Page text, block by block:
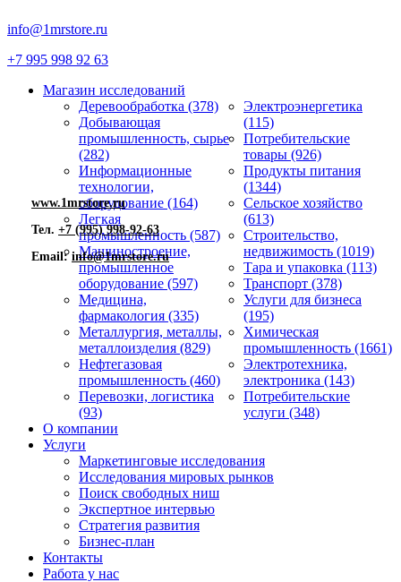
info@1mrstore.ru
+7 995 998 92 63
Магазин исследований
Деревообработка (378)
Добывающая
промышленность, сырье
(282)
Информационные
технологии,
оборудование (164)
Легкая
промышленность (587)
Машиностроение,
промышленное
оборудование (597)
Медицина,
фармакология (335)
Металлургия, металлы,
металлоизделия (829)
Нефтегазовая
промышленность (460)
Перевозки, логистика
(93)
Электроэнергетика
(115)
Потребительские
товары (926)
Продукты питания
(1344)
Сельское хозяйство
(613)
Строительство,
недвижимость (1019)
Тара и упаковка (113)
Транспорт (378)
Услуги для бизнеса
(195)
Химическая
промышленность (1661)
Электротехника,
электроника (143)
Потребительские
услуги (348)
О компании
Услуги
Маркетинговые исследования
Исследования мировых рынков
Поиск свободных ниш
Экспертное интервью
Стратегия развития
Бизнес-план
Контакты
Работа у нас
www.1mrstore.ru
Тел. +7 (995) 998-92-63
Email:info@1mrstore.ru